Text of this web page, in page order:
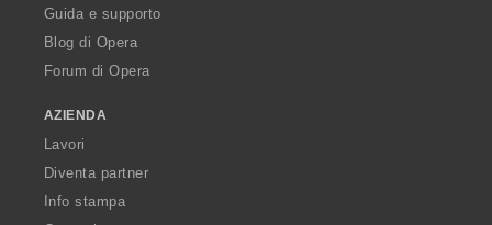
Guida e supporto
Blog di Opera
Forum di Opera
AZIENDA
Lavori
Diventa partner
Info stampa